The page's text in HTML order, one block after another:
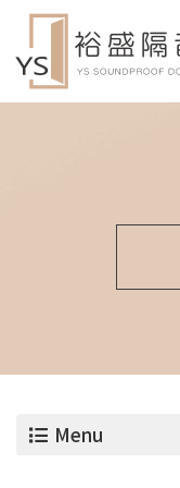
Menu